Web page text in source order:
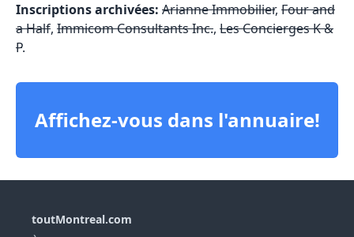
Inscriptions archivées: Arianne Immobilier, Four and
a Half, Immicom Consultants Inc., Les Concierges K &
P.
Affichez-vous dans l'annuaire!
toutMontreal.com